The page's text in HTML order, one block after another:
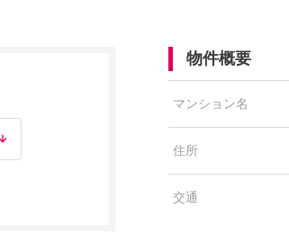
物件概要
マンション名
住所
交通